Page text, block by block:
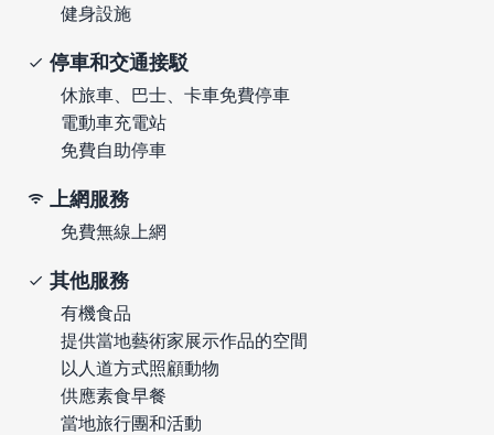
健身設施
停車和交通接駁
休旅車、巴士、卡車免費停車
電動車充電站
免費自助停車
上網服務
免費無線上網
其他服務
有機食品
提供當地藝術家展示作品的空間
以人道方式照顧動物
供應素食早餐
當地旅行團和活動